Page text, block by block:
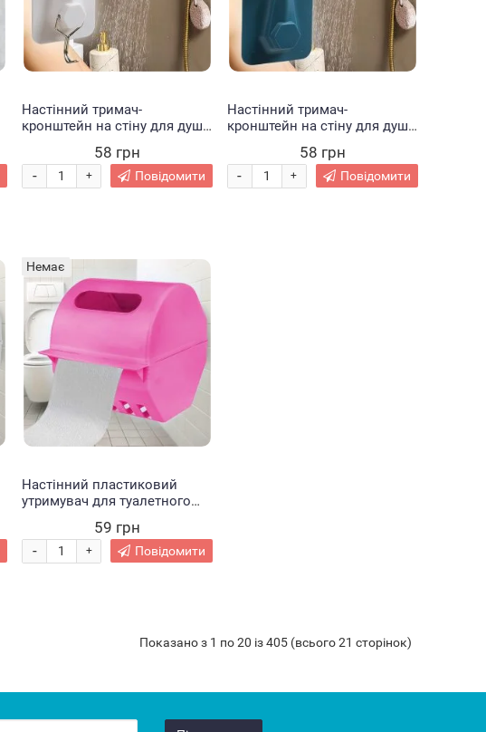
Настінний тримач-
кронштейн на стіну для душу
58 грн
+
- Повідомити
Настінний тримач-
кронштейн на стіну для душу
58 грн
+
- Повідомити
Немає
Настінний пластиковий
утримувач для туалетного
59 грн
+
- Повідомити
Показано з 1 по 20 із 405 (всього 21 сторінок)